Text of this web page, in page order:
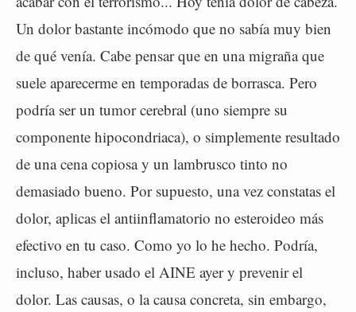
Un dolor bastante incómodo que no sabía muy bien
de qué venía. Cabe pensar que en una migraña que
suele aparecerme en temporadas de borrasca. Pero
podría ser un tumor cerebral (uno siempre su
componente hipocondriaca), o simplemente resultado
de una cena copiosa y un lambrusco tinto no
demasiado bueno. Por supuesto, una vez constatas el
dolor, aplicas el antiinflamatorio no esteroideo más
efectivo en tu caso. Como yo lo he hecho. Podría,
incluso, haber usado el AINE ayer y prevenir el
dolor. Las causas, o la causa concreta, sin embargo,